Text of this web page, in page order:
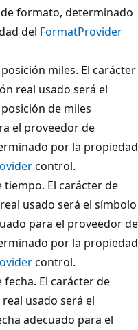
formato, determinado
del FormatProvider
miles. El carácter
real usado será el
de miles
el proveedor de
por la propiedad
control.
tiempo. El carácter de
usado será el símbolo
para el proveedor de
por la propiedad
control.
fecha. El carácter de
usado será el
adecuado para el